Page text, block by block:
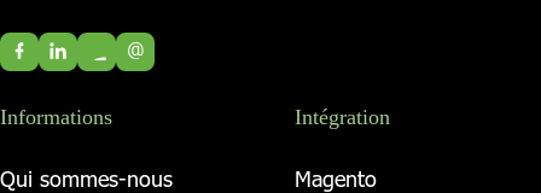
@
Informations
Qui sommes-nous
Intégration
Magento